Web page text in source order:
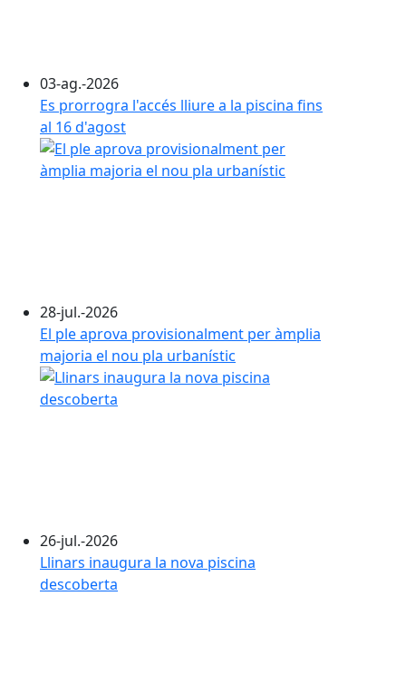
03-ag.-2026
Es prorrogra l'accés lliure a la piscina fins
al 16 d'agost
28-jul.-2026
El ple aprova provisionalment per àmplia
majoria el nou pla urbanístic
26-jul.-2026
Llinars inaugura la nova piscina
descoberta